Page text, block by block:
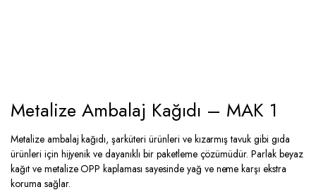
Metalize Ambalaj Kağıdı – MAK 1
Metalize ambalaj kağıdı, şarküteri ürünleri ve kızarmış tavuk gibi gıda
ürünleri için hijyenik ve dayanıklı bir paketleme çözümüdür. Parlak beyaz
kağıt ve metalize OPP kaplaması sayesinde yağ ve neme karşı ekstra
koruma sağlar.